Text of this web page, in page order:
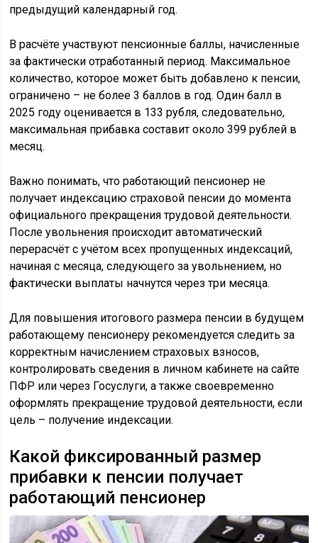
предыдущий календарный год.
В расчёте участвуют пенсионные баллы, начисленные
за фактически отработанный период. Максимальное
количество, которое может быть добавлено к пенсии,
ограничено – не более 3 баллов в год. Один балл в
2025 году оценивается в 133 рубля, следовательно,
максимальная прибавка составит около 399 рублей в
месяц.
Важно понимать, что работающий пенсионер не
получает индексацию страховой пенсии до момента
официального прекращения трудовой деятельности.
После увольнения происходит автоматический
перерасчёт с учётом всех пропущенных индексаций,
начиная с месяца, следующего за увольнением, но
фактически выплаты начнутся через три месяца.
Для повышения итогового размера пенсии в будущем
работающему пенсионеру рекомендуется следить за
корректным начислением страховых взносов,
контролировать сведения в личном кабинете на сайте
ПФР или через Госуслуги, а также своевременно
оформлять прекращение трудовой деятельности, если
цель – получение индексации.
Какой фиксированный размер
прибавки к пенсии получает
работающий пенсионер